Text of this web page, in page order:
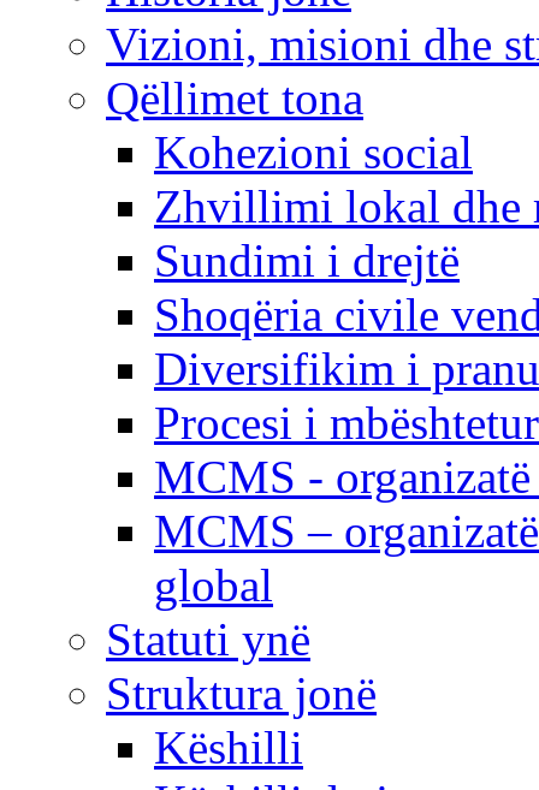
Vizioni, misioni dhe
Qëllimet tona
Kohezioni social
Zhvillimi lokal dhe
Sundimi i drejtë
Shoqëria civile
Diversifikim i
Procesi i
MCMS -
MCMS –
global
Statuti ynë
Struktura jonë
Këshilli